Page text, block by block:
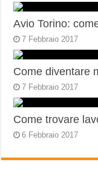
Avio Torino:
7 Febbraio 2017
Come diventare
7 Febbraio 2017
Come trovare
6 Febbraio 2017